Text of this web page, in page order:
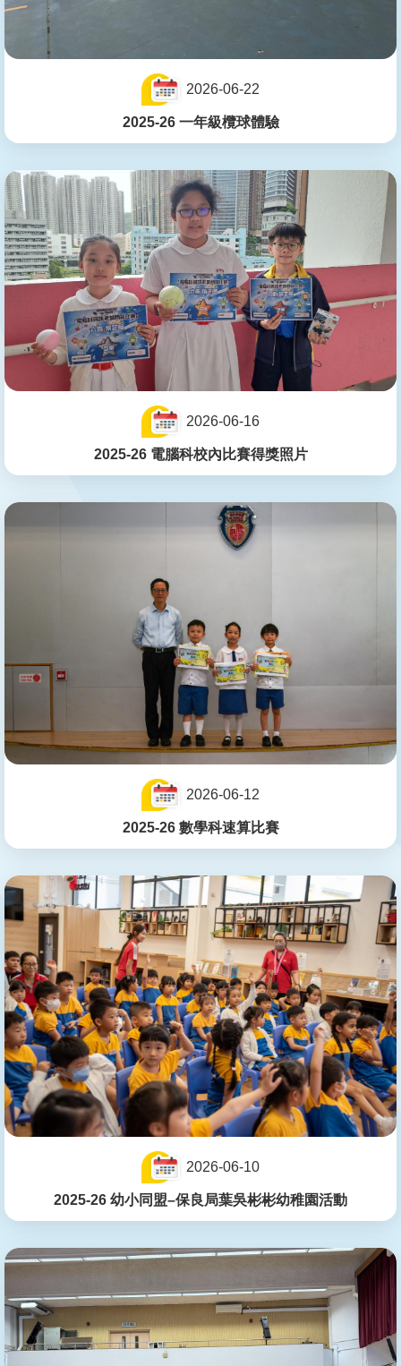
2026-06-22
2025-26 一年級欖球體驗
2026-06-16
2025-26 電腦科校內比賽得獎照片
2026-06-12
2025-26 數學科速算比賽
2026-06-10
2025-26 幼小同盟–保良局葉吳彬彬幼稚園活動